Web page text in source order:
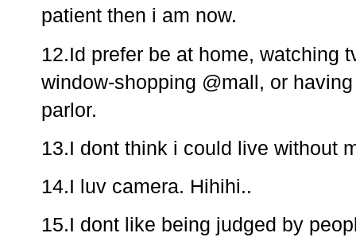
patient then i am now.
12.Id prefer be at home, watching
window-shopping @mall, or
parlor.
13.I dont think i could live without
14.I luv camera. Hihihi..
15.I dont like being judged by